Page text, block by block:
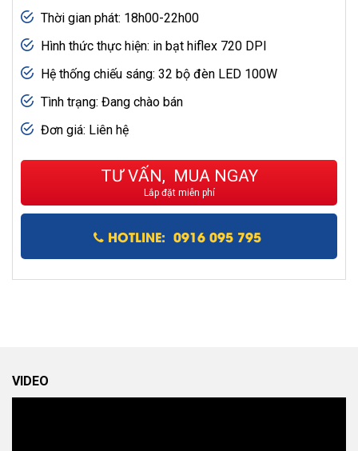
Thời gian phát: 18h00-22h00
Hình thức thực hiện: in bạt hiflex 720 DPI
Hệ thống chiếu sáng: 32 bộ đèn LED 100W
Tình trạng: Đang chào bán
Đơn giá: Liên hệ
TƯ VẤN, MUA NGAY
Lắp đặt miễn phí
HOTLINE: 0916 095 795
VIDEO